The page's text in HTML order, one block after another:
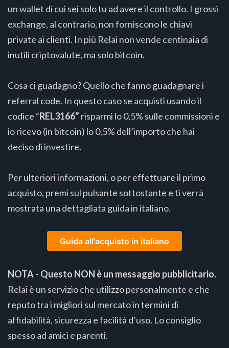
un wallet di cui sei solo tu ad avere il controllo. I grossi
exchange, al contrario, non forniscono le chiavi
private ai clienti. In più Relai non vende centinaia di
inutili criptovalute, ma solo bitcoin.
Cosa ci guadagno? Quello che fanno guadagnare i
referral code. In questo caso se acquisti usando il
codice “REL3166” risparmi lo 0,5% sulle commissioni e
io ricevo (in bitcoin) lo 0,5% dell’importo che hai
deciso di investire.
Per ulteriori informazioni, o per effettuare il primo
acquisto, premi sul pulsante sottostante e ti verrà
mostrata una dettagliata guida in italiano.
Guida all'acquisto in italiano
NOTA - Questo NON è un messaggio pubblicitario.
Relai è un servizio che utilizzo personalmente e che
reputo tra i migliori sul mercato in termini di
affidabilità, sicurezza e facilità d’uso. Lo consiglio
spesso ad amici e parenti.